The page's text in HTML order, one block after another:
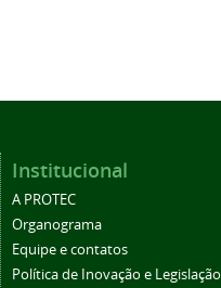
Institucional
A PROTEC
Organograma
Equipe e contatos
Política de Inovação e Legislação